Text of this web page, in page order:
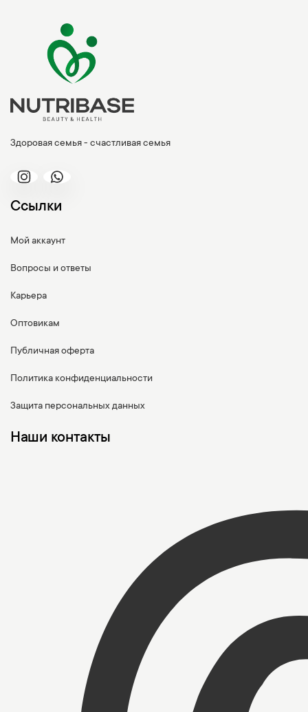
Здоровая семья - счастливая семья
Ссылки
Мой аккаунт
Вопросы и ответы
Карьера
Оптовикам
Публичная оферта
Политика конфиденциальности
Защита персональных данных
Наши контакты